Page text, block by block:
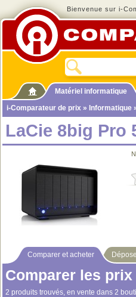
Bienvenue sur i-
Matériel informatique
i-Comparateur de prix » Informatique
LaCie 8big Pro
Comparer et acheter
Comparer les
2 produits trouvés, en vente dans 2